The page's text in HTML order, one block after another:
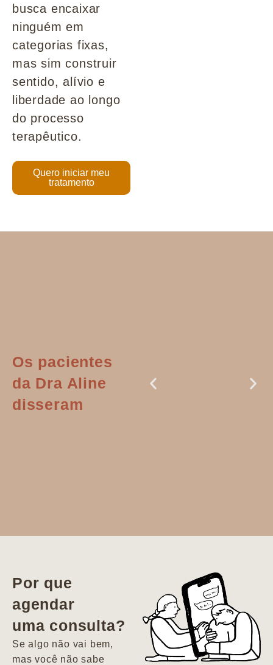
busca encaixar
ninguém em
categorias fixas,
mas sim construir
sentido, alívio e
liberdade ao longo
do processo
terapêutico.
Quero iniciar meu
tratamento
Os pacientes
da Dra Aline
disseram
vida. Ela me
encontrou num
estado misto de
depressão e
agitação com
pensamentos
Por que
agendar
uma consulta?
Se algo não vai bem,
mas você não sabe